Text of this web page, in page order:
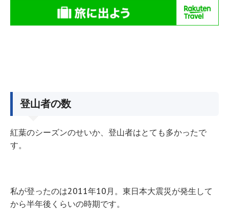
登山者の数
紅葉のシーズンのせいか、登山者はとても多かったで
す。
私が登ったのは2011年10月。東日本大震災が発生して
から半年後くらいの時期です。